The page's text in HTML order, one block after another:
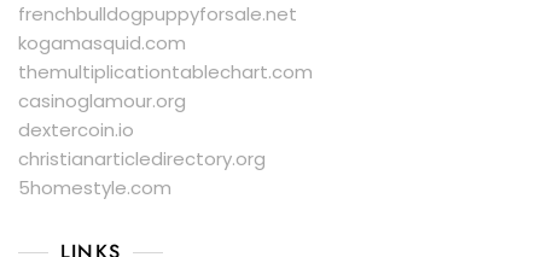
frenchbulldogpuppyforsale.net
kogamasquid.com
themultiplicationtablechart.com
casinoglamour.org
dextercoin.io
christianarticledirectory.org
5homestyle.com